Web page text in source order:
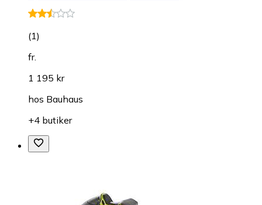
(1)
fr.
1 195 kr
hos Bauhaus
+4 butiker